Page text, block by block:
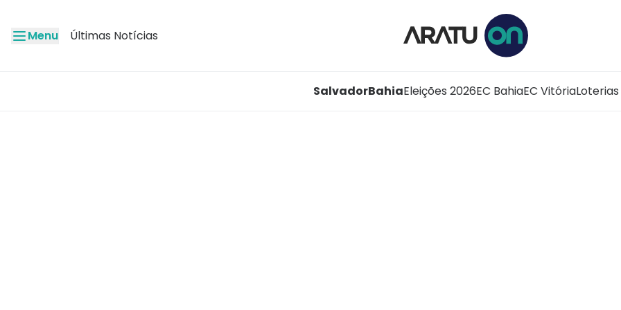
Menu Últimas Notícias
SalvadorBahiaEleições 2026EC BahiaEC VitóriaLoterias